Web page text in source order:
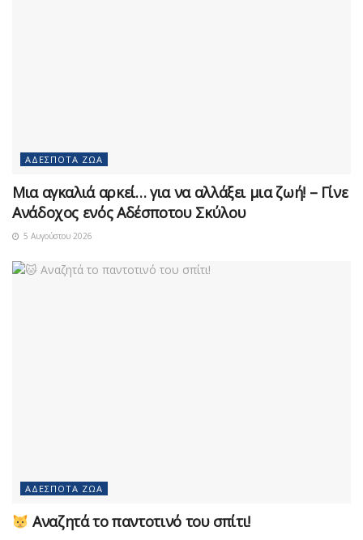
ΑΔΈΣΠΟΤΑ ΖΏΑ
Μια αγκαλιά αρκεί… για να αλλάξει μια ζωή! – Γίνε
Ανάδοχος ενός Αδέσποτου Σκύλου
5 Αυγούστου 2026
ΑΔΈΣΠΟΤΑ ΖΏΑ
Αναζητά το παντοτινό του σπίτι!